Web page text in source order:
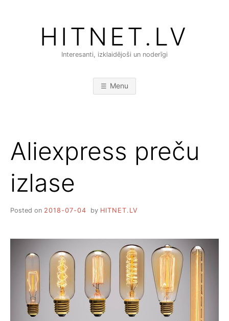
HITNET.LV
Interesanti, izklaidējoši un noderīgi
Menu
Aliexpress preču
izlase
Posted on 2018-07-04 by HITNET.LV